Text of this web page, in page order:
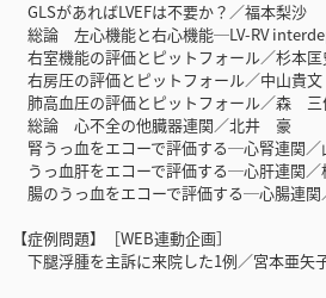
GLSがあればLVEFは不要か？／福本梨沙
総論 左心機能と右心機能─LV-RV
右室機能の評価とピットフォール／杉本匡
右房圧の評価とピットフォール／中山貴
肺高血圧の評価とピットフォール／森 三
総論 心不全の他臓器連関／北井 豪
腎うっ血をエコーで評価する─心腎連関／
うっ血肝をエコーで評価する─心肝連関／
腸のうっ血をエコーで評価する─心腸連関
【症例問題】［WEB連動企画］
下腿浮腫を主訴に来院した1例／宮本亜